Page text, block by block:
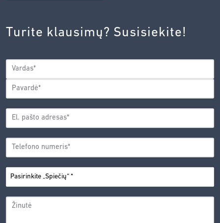
AGENTŪROS
PRIVATUMO
POLITIKA.*
Turite klausimų? Susisiekite!
VARDAS*
Vardas
EL.
ADRESAS*
TELEFONO
NUMERIS*
PASIRINKITE
„SPIEČIŲ“*
ŽINUTĖ